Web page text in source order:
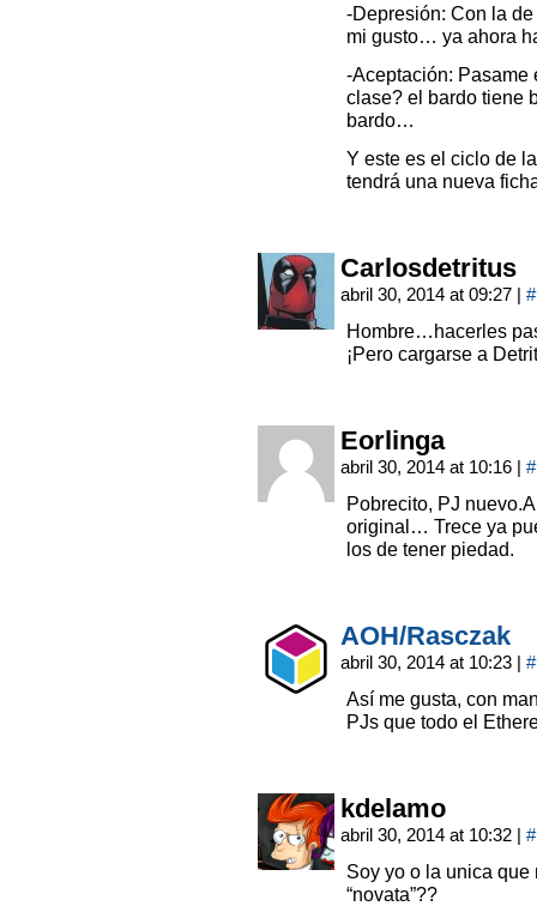
-Depresión: Con la
mi gusto… ya ahora
-Aceptación: Pasame
clase? el bardo tiene
bardo…
Y este es el ciclo de
tendrá una nueva
Carlosdetritus
abril 30, 2014 at 09:27 | #
Hombre…hacerles
¡Pero cargarse a
Eorlinga
abril 30, 2014 at 10:16 | #
Pobrecito, PJ
original… Trece ya
los de tener piedad.
AOH/Rasczak
abril 30, 2014 at 10:23 | #
Así me gusta, con
PJs que todo el
kdelamo
abril 30, 2014 at 10:32 | #
Soy yo o la unica
“novata”??